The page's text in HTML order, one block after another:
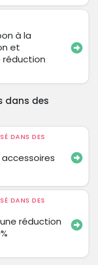
à la
et
réduction
dans des
DANS DES
accessoires
DANS DES
réduction